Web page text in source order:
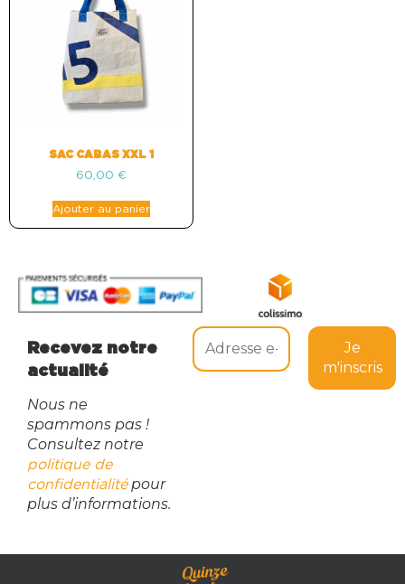
SAC CABAS XXL 1
60,00 €
Ajouter au panier
Recevez notre
actualité
Nous ne
spammons pas !
Consultez notre
politique de
confidentialitépour
plus d’informations.